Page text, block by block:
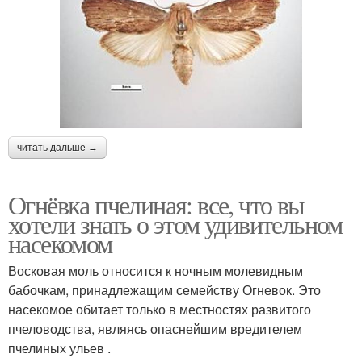
читать дальше →
Огнёвка пчелиная: все, что вы
хотели знать о этом удивительном
насекомом
Восковая моль относится к ночным молевидным
бабочкам, принадлежащим семейству Огневок. Это
насекомое обитает только в местностях развитого
пчеловодства, являясь опаснейшим вредителем
пчелиных ульев .